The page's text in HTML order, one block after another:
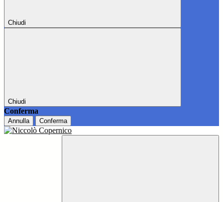
Chiudi
Chiudi
Conferma
Annulla Conferma